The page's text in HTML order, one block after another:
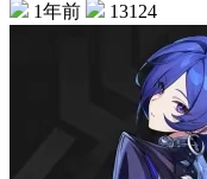
1年前
13124